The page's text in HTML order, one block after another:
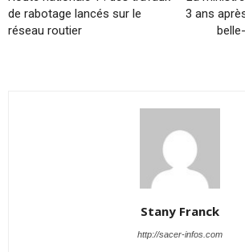
de rabotage lancés sur le
réseau routier
3 ans
Stany Franck
http://sacer-infos.com